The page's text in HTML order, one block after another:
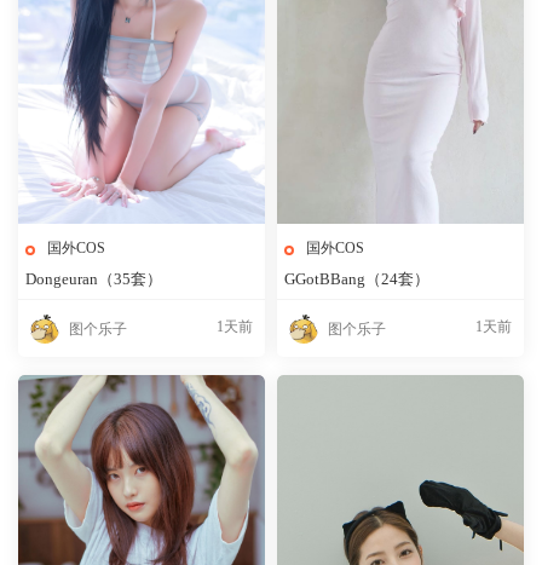
国外COS
Dongeuran（35套）
图个乐子 1天前
国外COS
GGotBBang（24套）
图个乐子 1天前